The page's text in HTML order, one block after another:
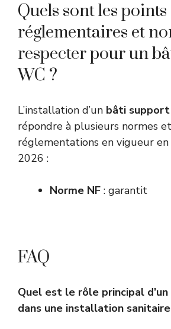
Quels sont les points
réglementaires et
respecter pour un
WC ?
L’installation d’un bâti support
répondre à plusieurs normes et
réglementations en vigueur en
2026 :
Norme NF : garantit
FAQ
Quel est le rôle principal
dans une installation